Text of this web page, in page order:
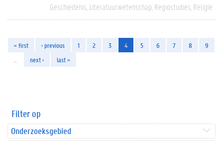
Geschiedenis Literatuurwetenschap Regiostudies Religie
« first ‹ previous 1 2 3 4 5 6 7 8
9
next › last »
Filter op
Onderzoeksgebied